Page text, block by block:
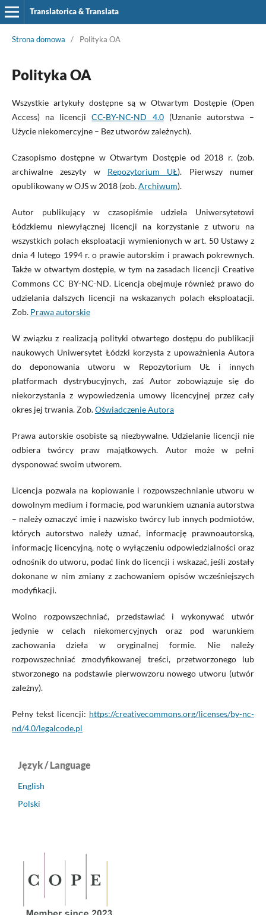
Translatorica & Translata
Strona domowa / Polityka OA
Polityka OA
Wszystkie artykuły dostępne są w Otwartym Dostępie (Open
Access) na licencjiCC-BY-NC-ND 4.0(Uznanie autorstwa –
Użycie niekomercyjne – Bez utworów zależnych).
Czasopismo dostępne w Otwartym Dostępie od 2018 r. (zob.
archiwalne zeszyty w Repozytorium UŁ). Pierwszy numer
opublikowany w OJS w 2018 (zob.Archiwum).
Autor publikujący w czasopiśmie udziela Uniwersytetowi
Łódzkiemu niewyłącznej licencji na korzystanie z utworu na
wszystkich polach eksploatacji wymienionych w art. 50 Ustawy z
dnia 4 lutego 1994 r. o prawie autorskim i prawach pokrewnych.
Także w otwartym dostępie, w tym na zasadach licencji Creative
Commons CC BY-NC-ND. Licencja obejmuje również prawo do
udzielania dalszych licencji na wskazanych polach eksploatacji.
Zob. Prawa autorskie
W związku z realizacją polityki otwartego dostępu do publikacji
naukowych Uniwersytet Łódzki korzysta z upoważnienia Autora
do deponowania utworu w Repozytorium UŁ i innych
platformach dystrybucyjnych, zaś Autor zobowiązuje się do
niekorzystania z wypowiedzenia umowy licencyjnej przez cały
okres jej trwania. Zob.Oświadczenie Autora
Prawa autorskie osobiste są niezbywalne. Udzielanie licencji nie
odbiera twórcy praw majątkowych. Autor może w pełni
dysponować swoim utworem.
Licencja pozwala na kopiowanie i rozpowszechnianie utworu w
dowolnym medium i formacie, pod warunkiem uznania autorstwa
– należy oznaczyć imię i nazwisko twórcy lub innych podmiotów,
których autorstwo należy uznać, informację prawnoautorską,
informację licencyjną, notę o wyłączeniu odpowiedzialności oraz
odnośnik do utworu, podać link do licencji i wskazać, jeśli zostały
dokonane w nim zmiany z zachowaniem opisów wcześniejszych
modyfikacji.
Wolno rozpowszechniać, przedstawiać i wykonywać utwór
jedynie w celach niekomercyjnych oraz pod warunkiem
zachowania dzieła w oryginalnej formie. Nie należy
rozpowszechniać zmodyfikowanej treści, przetworzonego lub
stworzonego na podstawie pierwowzoru nowego utworu (utwór
zależny).
Pełny tekst licencji: https://creativecommons.org/licenses/by-nc-
nd/4.0/legalcode.pl
Język / Language
English
Polski